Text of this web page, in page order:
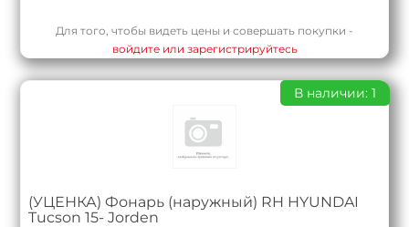
Для того, чтобы видеть цены и совершать покупки -
войдите или зарегистрируйтесь
(УЦЕНКА) Фонарь (наружный) RH HYUNDAI
Tucson 15- Jorden
В наличии: 1